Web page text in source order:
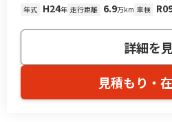
年式 H24年 走行距離 6.9万km 車検
詳細を
見積もり・